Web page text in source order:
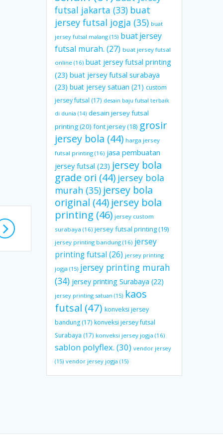
futsal jakarta (33) buat
jersey futsal jogja (35) buat
jersey futsal malang (15) buat jersey
futsal murah. (27) buat jersey futsal
online (16) buat jersey futsal printing
(23) buat jersey futsal surabaya
(23) buat jersey satuan (21) custom
jersey futsal (17) desain baju futsal terbaik
di dunia (14) desain jersey futsal
printing(20) font jersey(18) grosir
jersey bola (44) harga jersey
futsal printing (16) jasa pembuatan
jersey futsal (23) jersey bola
grade ori (44) jersey bola
murah (35) jersey bola
original (44) jersey bola
printing (46) jersey custom
surabaya (16) jersey futsal printing(19)
jersey printing bandung (16) jersey
printing futsal (26) jersey printing
jogja (15) jersey printing murah
(34) jersey printing Surabaya (22)
jersey printing satuan (15) kaos
futsal (47) konveksi jersey
bandung (17) konveksi jersey futsal
Surabaya (17) konveksi jersey jogja (16)
sablon polyflex. (30) vendor jersey
(15) vendor jersey jogja (15)